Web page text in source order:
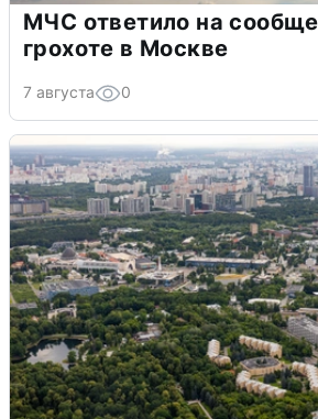
МЧС ответило на
грохоте в Москве
7 августа 0